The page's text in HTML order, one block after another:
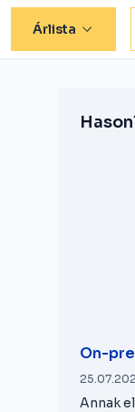
Árlista
On-
Annak